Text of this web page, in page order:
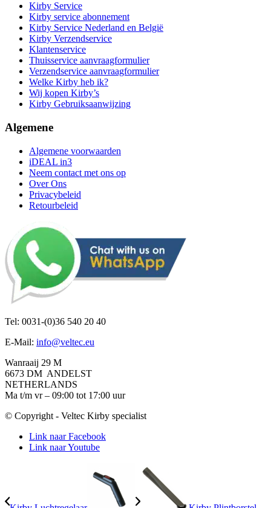
Kirby Service
Kirby service abonnement
Kirby Service Nederland en België
Kirby Verzendservice
Klantenservice
Thuisservice aanvraagformulier
Verzendservice aanvraagformulier
Welke Kirby heb ik?
Wij kopen Kirby’s
Kirby Gebruiksaanwijzing
Algemene
Algemene voorwaarden
iDEAL in3
Neem contact met ons op
Over Ons
Privacybeleid
Retourbeleid
Tel: 0031-(0)36 540 20 40
E-Mail: info@veltec.eu
Wanraaij 29 M
6673 DM ANDELST
NETHERLANDS
Ma t/m vr – 09:00 tot 17:00 uur
© Copyright - Veltec Kirby specialist
Link naar Facebook
Link naar Youtube